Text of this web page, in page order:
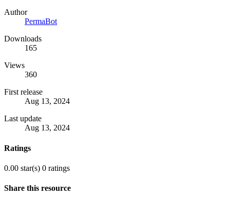
Author
PermaBot
Downloads
165
Views
360
First release
Aug 13, 2024
Last update
Aug 13, 2024
Ratings
0.00 star(s) 0 ratings
Share this resource